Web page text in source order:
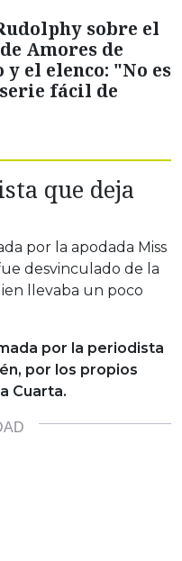
sobre el
Amores de
y el elenco: "No es
fácil de
que deja
por la apodada Miss
desvinculado de la
llevaba un poco
por la periodista
por los propios
Cuarta.